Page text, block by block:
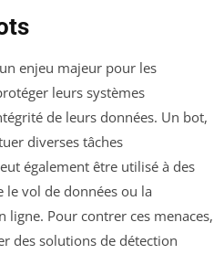
enjeu majeur pour les
leurs systèmes
de leurs données. Un bot,
diverses tâches
également être utilisé à des
vol de données ou la
Pour contrer ces menaces,
des solutions de détection